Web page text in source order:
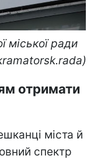
міської ради
отримати
міста й
спектр